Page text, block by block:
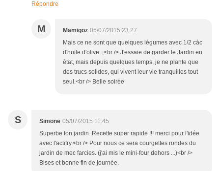
Répondre
M Mamigoz 05/07/2015 23:27
Mais ce ne sont que quelques légumes avec 1/2 càc
d'huile d'olive..;<br /> J'essaie de garder le Jardin en
état, mais depuis quelques temps, je ne plante que
des trucs solides, qui vivent leur vie tranquilles tout
seul.<br /> Belle soirée
S Simone 05/07/2015 11:45
Superbe ton jardin. Recette super rapide !!! merci pour l'idée
avec l'actifry.<br /> Pour nous ce sera courgettes rondes du
jardin de mec farcies. (j'ai mis le mini-four dehors ...)<br />
Bises et bonne fin de journée.